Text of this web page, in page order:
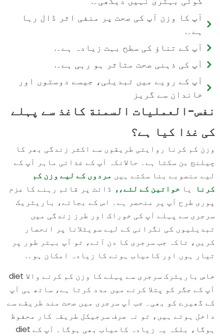
آپ کا وزن آپ کی صحت پر منفی اثر ڈال رہا
ہے۔.
آپ کے تناؤ کی سطح بہت زیادہ ہے۔.
آپ کی ذہنی صحت متاثر ہو رہی ہے۔.
آپ کے رویے میں تبدیلی، جیسے دوستوں اور
خاندان سے گریز
نفس-العمليات السمنة کاغذ سے پہلے
کی غذا کیا ہے؟
وزن کم کرنا روایتی طریقوں سے اکثر زندگی بھر کا
چیلنج بن سکتا ہے۔ حالانکہ آپ کے غذائی ماہر آپ کے
لیے منصوبے بنا سکتے ہیں مردوں کے لیے وزن کم
کرنا
یا خواتین کے لئے،, ڈائٹ پر قائم رہنے کا عزم
پوری طرح آپ پر منحصر ہے۔ اس کے بجائے، باریٹریک
سرجری سے پہلے آپ کی خوراک اور طرز زندگی میں
تبدیلیوں کی نگرانی کے لیے سویٹلانا پر انحصار
کریں، تاکہ جب سرجری کا دن آئے، تو آپ بہتر طور پر
تیار ہوں اور کامیاب ہونے کا زیادہ امکان ہو۔.
خاص باریٹرک سرجری سے پہلے کا وزن کم کرنے والا diet
آپ کے جگر کو پتلا کرنے میں مدد کرتا ہے، ساتھ ہی آپ
کے گھیرے کو بھی۔ جب آپ سرجری میں صحت مند طریقے سے
داخل ہوتے ہیں، تو نہ صرف سرجیکل طریقہ کار محفوظ
ہوگا، بلکہ یہ زیادہ کامیاب بھی ہوگا۔ آپ کے diet